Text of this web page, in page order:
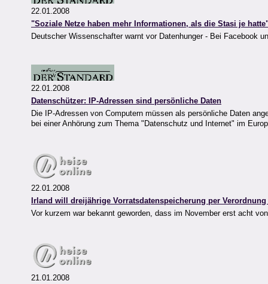
22.01.2008
"Soziale Netze haben mehr Informationen, als die Stasi je
Deutscher Wissenschafter warnt vor Datenhunger - Bei Facebook
22.01.2008
Datenschützer: IP-Adressen sind persönliche Daten
Die IP-Adressen von Computern müssen als persönliche Daten
bei einer Anhörung zum Thema "Datenschutz und Internet" im
22.01.2008
Irland will dreijährige Vorratsdatenspeicherung per Verordnung
Vor kurzem war bekannt geworden, dass im November erst acht
21.01.2008